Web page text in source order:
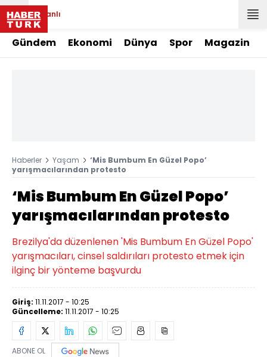
Canlı
Gündem Ekonomi Dünya Spor Magazin
Haberler Yaşam
‘Mis Bumbum En Güzel Popo’
yarışmacılarından protesto
‘Mis Bumbum En Güzel Popo’
yarışmacılarından protesto
Brezilya'da düzenlenen 'Mis Bumbum En Güzel Popo'
yarışmacıları, cinsel saldırıları protesto etmek için
ilginç bir yönteme başvurdu
Giriş: 11.11.2017 - 10:25
Güncelleme: 11.11.2017 - 10:25
ABONE OL